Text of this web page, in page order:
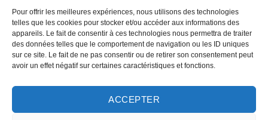
Pour offrir les meilleures expériences, nous utilisons des technologies
telles que les cookies pour stocker et/ou accéder aux informations des
appareils. Le fait de consentir à ces technologies nous permettra de traiter
des données telles que le comportement de navigation ou les ID uniques
sur ce site. Le fait de ne pas consentir ou de retirer son consentement peut
avoir un effet négatif sur certaines caractéristiques et fonctions.
ACCEPTER